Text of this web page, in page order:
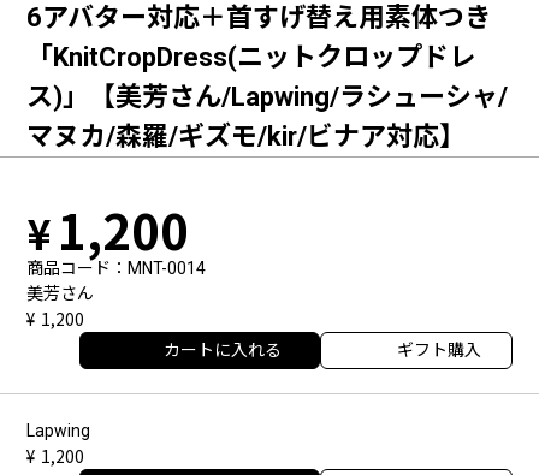
6アバター対応＋首すげ替え用素体つき
「KnitCropDress(ニットクロップドレ
ス)」【美芳さん/Lapwing/ラシューシャ/
マヌカ/森羅/ギズモ/kir/ビナア対応】
1,200
商品コード
MNT-0014
美芳さん
1,200
カートに入れる ギフト購入
Lapwing
1,200